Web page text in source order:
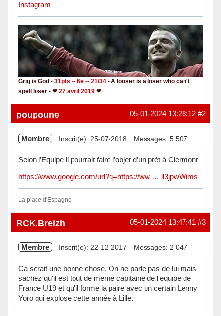
Instagram
Grig is God - 31pts -- 6e -- 21/34 - A looser is a loser who can't
spell loser - ❤ 27 avril 2019❤
Hors ligne #2
05-01-2024 13:28:12
poupoune
Membre Inscrit(e): 25-07-2018 Messages: 5 507
Selon l’Equipe il pourrait faire l’objet d’un prêt à Clermont
https://www.google.com/url?q=https://ww … ll3jpwWims
La place d'Espagne
Hors ligne #3
05-01-2024 13:47:41
RCK.Breizh
Membre Inscrit(e): 22-12-2017 Messages: 2 047
Ca serait une bonne chose. On ne parle pas de lui mais
sachez qu'il est tout de même capitaine de l'équipe de
France U19 et qu'il forme la paire avec un certain Lenny
Yoro qui explose cette année à Lille.